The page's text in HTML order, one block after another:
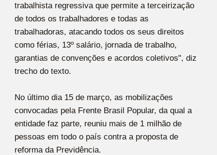
trabalhista regressiva que permite a terceirização
de todos os trabalhadores e todas as
trabalhadoras, atacando todos os seus direitos
como férias, 13º salário, jornada de trabalho,
garantias de convenções e acordos coletivos", diz
trecho do texto.
No último dia 15 de março, as mobilizações
convocadas pela Frente Brasil Popular, da qual a
entidade faz parte, reuniu mais de 1 milhão de
pessoas em todo o país contra a proposta de
reforma da Previdência.